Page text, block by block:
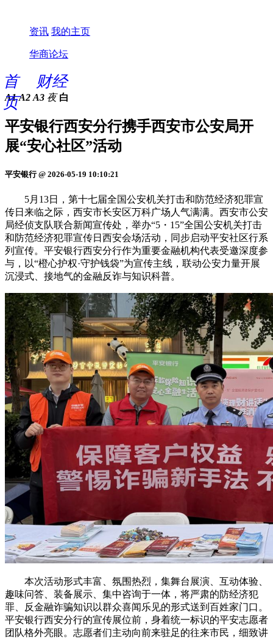
资讯 我的主页
华商论坛
首
页
财经
A1 A2 A3 夜 白
平安银行西安分行携手西安市公安局开
展“安心社区”活动
平安银行 @ 2026-05-19 10:10:21
5月13日，第十七届全国公安机关打击和防范经济犯罪宣
传日来临之际，西安市长安区万科广场人气满满。西安市公安
局经侦支队联合新闻宣传处，举办“5・15”全国公安机关打击
和防范经济犯罪宣传日西安会场活动，同步启动平安社区行系
列宣传。平安银行西安分行作为重要金融机构代表受邀深度参
与，以“橙心护权·守护钱袋”为宣传主线，联动公安力量开展
沉浸式、接地气的金融反诈与知识科普。
本次活动形式丰富、氛围热烈，集舞台展演、互动体验、
趣味问答、装备展示、集中咨询于一体，将严肃的防经济犯
罪、反金融诈骗知识以群众喜闻乐见的形式送到百姓家门口。
平安银行西安分行的宣传展位前，身着统一标识的平安志愿者
团队格外亮眼。志愿者们主动向前来驻足的往来市民，细致讲